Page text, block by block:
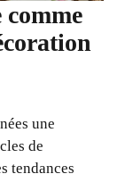
une
de
tendances